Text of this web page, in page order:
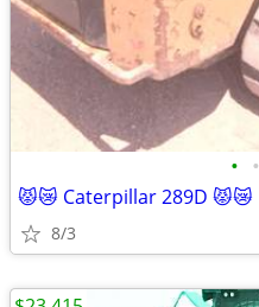
• •
😾😿 Caterpillar 289D 😾😿
8/3